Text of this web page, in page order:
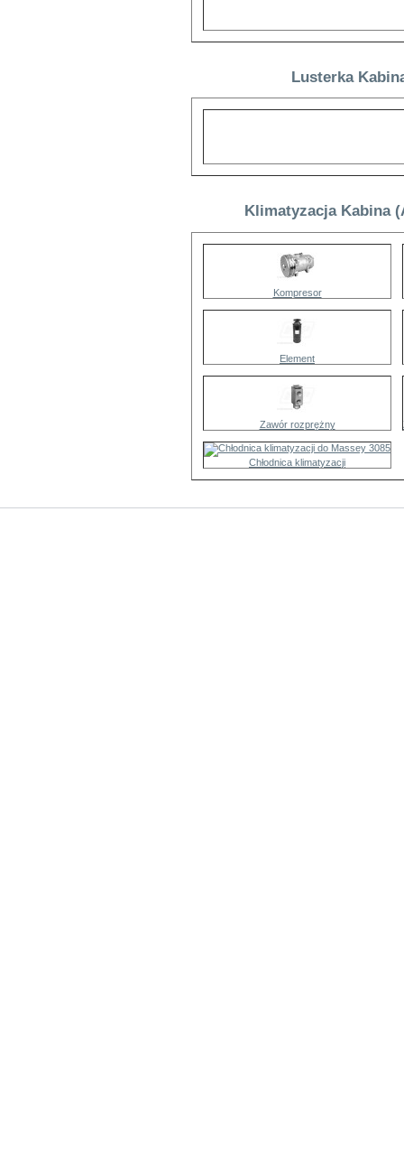
Lusterka
Klimatyzacja Kabina
Kompresor
Element
Zawór rozprężny
Chłodnica klimatyzacji